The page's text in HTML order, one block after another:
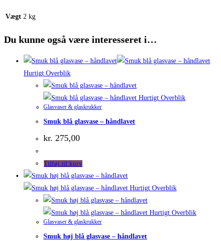
Vægt 2 kg
Du kunne også være interesseret i…
Hurtigt Overblik
Hurtigt Overblik
Glasvaser & glaskrukker
Smuk blå glasvase – håndlavet
kr. 275,00
Tilføj til kurv
Hurtigt Overblik
Hurtigt Overblik
Glasvaser & glaskrukker
Smuk høj blå glasvase – håndlavet